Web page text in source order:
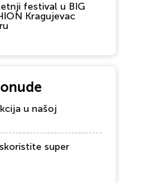
festival u BIG
Kragujevac
u našoj
super